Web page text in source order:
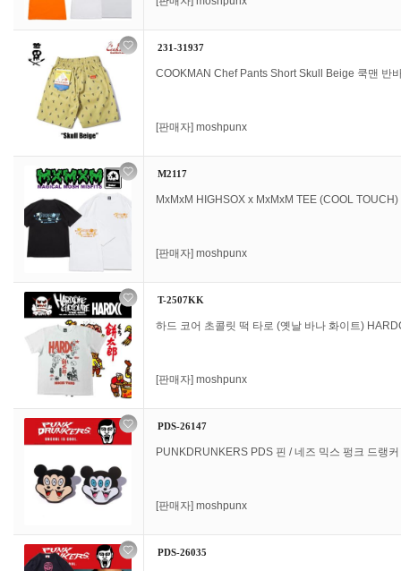
231-31937
COOKMAN Chef Pants Short Skull Beige 쿡맨 반
[판매자] moshpunx
M2117
MxMxM HIGHSOX x MxMxM TEE (COOL
[판매자] moshpunx
T-2507KK
하드 코어 초콜릿 떡 타로 (옛날 바나 화이트)
[판매자] moshpunx
PDS-26147
PUNKDRUNKERS PDS 핀 / 네즈 믹스 펑크 드랭커
[판매자] moshpunx
PDS-26035